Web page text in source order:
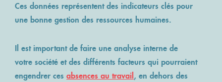
Ces données représentent des indicateurs clés pour
une bonne gestion des ressources humaines.
Il est important de faire une analyse interne de
votre société et des différents facteurs qui pourraient
engendrer ces absences au travail , en dehors des